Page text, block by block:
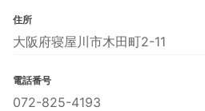
住所
大阪府寝屋川市木田町2-11
電話番号
072-825-4193